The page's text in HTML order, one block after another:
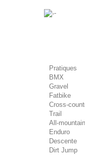
-
Pratiques
BMX
Gravel
Fatbike
Cross-
Trail
All-mountain
Enduro
Descente
Dirt Jump